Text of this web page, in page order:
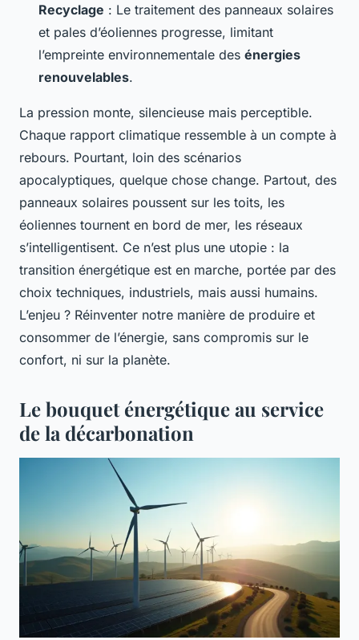
Recyclage : Le traitement des panneaux solaires
et pales d’éoliennes progresse, limitant
l’empreinte environnementale des énergies
renouvelables.
La pression monte, silencieuse mais perceptible.
Chaque rapport climatique ressemble à un compte à
rebours. Pourtant, loin des scénarios
apocalyptiques, quelque chose change. Partout, des
panneaux solaires poussent sur les toits, les
éoliennes tournent en bord de mer, les réseaux
s’intelligentisent. Ce n’est plus une utopie : la
transition énergétique est en marche, portée par des
choix techniques, industriels, mais aussi humains.
L’enjeu ? Réinventer notre manière de produire et
consommer de l’énergie, sans compromis sur le
confort, ni sur la planète.
Le bouquet énergétique au service
de la décarbonation